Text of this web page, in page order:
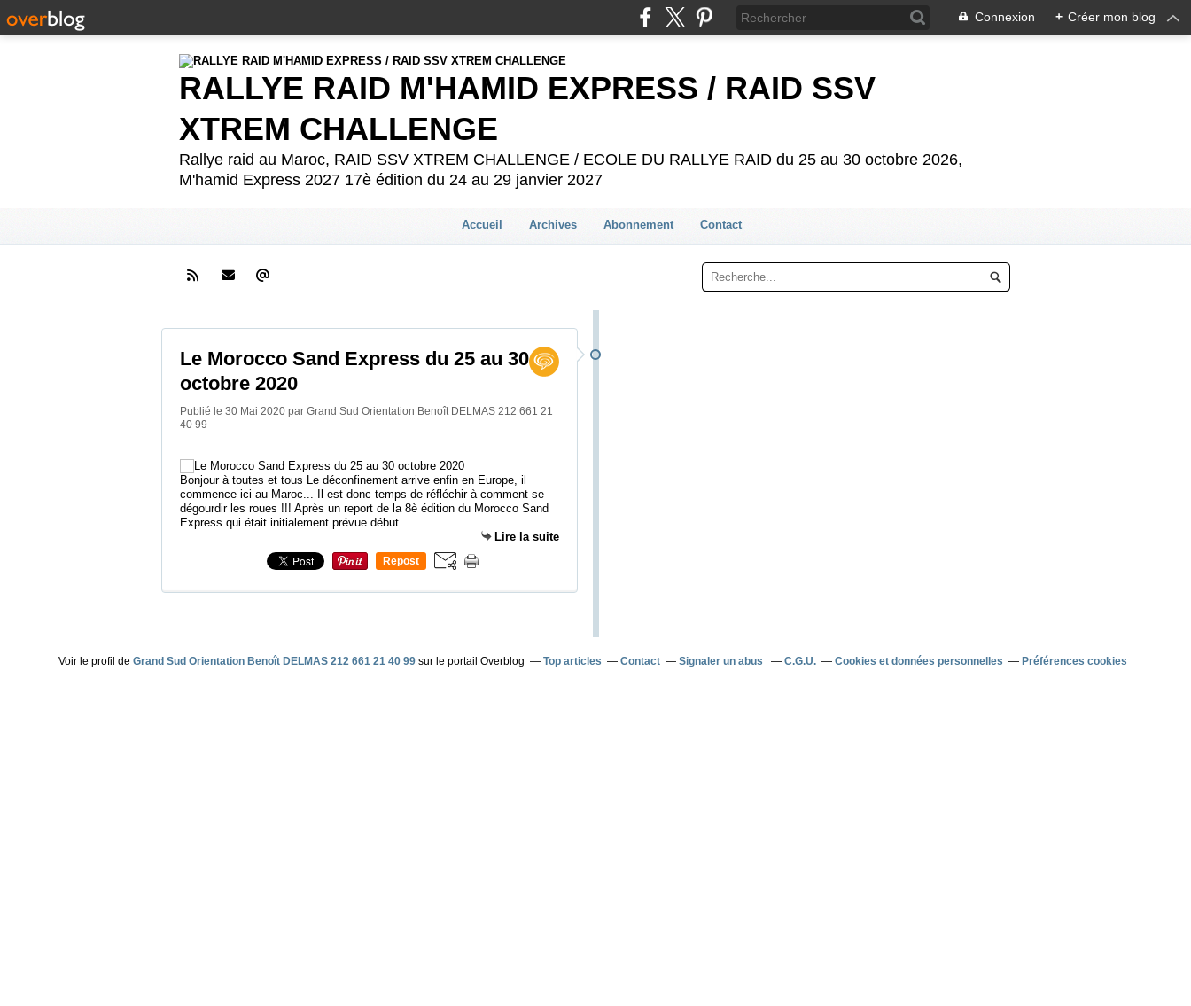
Connexion + Créer mon blog
RALLYE RAID M'HAMID EXPRESS / RAID SSV
XTREM CHALLENGE
Rallye raid au Maroc, RAID SSV XTREM CHALLENGE / ECOLE DU RALLYE RAID du 25 au 30 octobre 2026,
M'hamid Express 2027 17è édition du 24 au 29 janvier 2027
Accueil Archives Abonnement Contact
Le Morocco Sand Express du 25 au 30
octobre 2020
Publié le 30 Mai 2020 par Grand Sud Orientation Benoît DELMAS 212 661 21
40 99
Bonjour à toutes et tous Le déconfinement arrive enfin en Europe, il
commence ici au Maroc... Il est donc temps de réfléchir à comment se
dégourdir les roues !!! Après un report de la 8è édition du Morocco Sand
Express qui était initialement prévue début...
Lire la suite
Repost
Voir le profil de Grand Sud Orientation Benoît DELMAS 212 661 21 40 99 sur le portail Overblog Top articles Contact Signaler un abus C.G.U. Cookies et données personnelles Préférences cookies